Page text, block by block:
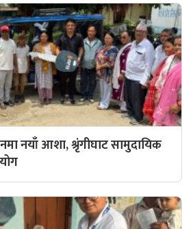
नयाँ आशा, श्रृंगीघाट सामुदायिक